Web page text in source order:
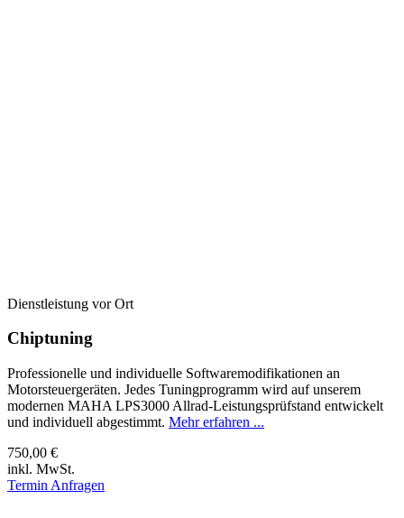
Dienstleistung vor Ort
Chiptuning
Professionelle und individuelle Softwaremodifikationen an
Motorsteuergeräten. Jedes Tuningprogramm wird auf unserem
modernen MAHA LPS3000 Allrad-Leistungsprüfstand entwickelt
und individuell abgestimmt. Mehr erfahren ...
750,00 €
inkl. MwSt.
Termin Anfragen